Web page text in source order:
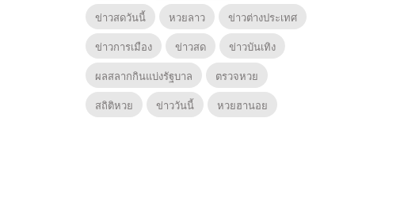
ข่าวสดวันนี้
หวยลาว
ข่าวต่างประเทศ
ข่าวการเมือง
ข่าวสด
ข่าวบันเทิง
ผลสลากกินแบ่งรัฐบาล
ตรวจหวย
สถิติหวย
ข่าววันนี้ หวยฮานอย